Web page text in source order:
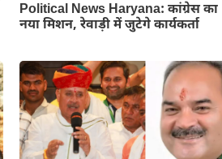
Political News Haryana: कांग्रेस का
नया मिशन, रेवाड़ी में जुटेगे कार्यकर्ता